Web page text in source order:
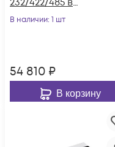
беспроводный
диапазоном
температур
В наличии: 1 шт
54 810 ₽
В корзину